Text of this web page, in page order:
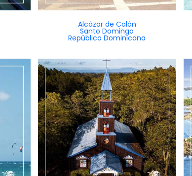
Alcázar de Colón
Santo Domingo
República Dominicana